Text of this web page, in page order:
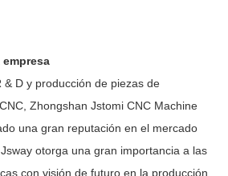
& D y producción de piezas de
Zhongshan Jstomi CNC Machine
una gran reputación en el mercado
otorga una gran importancia a las
con visión de futuro en la producción